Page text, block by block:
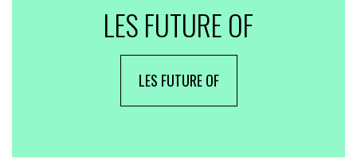
LES FUTURE OF
LES FUTURE OF